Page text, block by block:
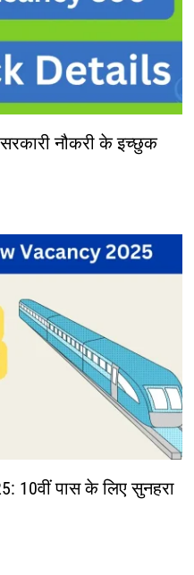
नौकरी के इच्छुक
10वीं पास के लिए सुनहरा